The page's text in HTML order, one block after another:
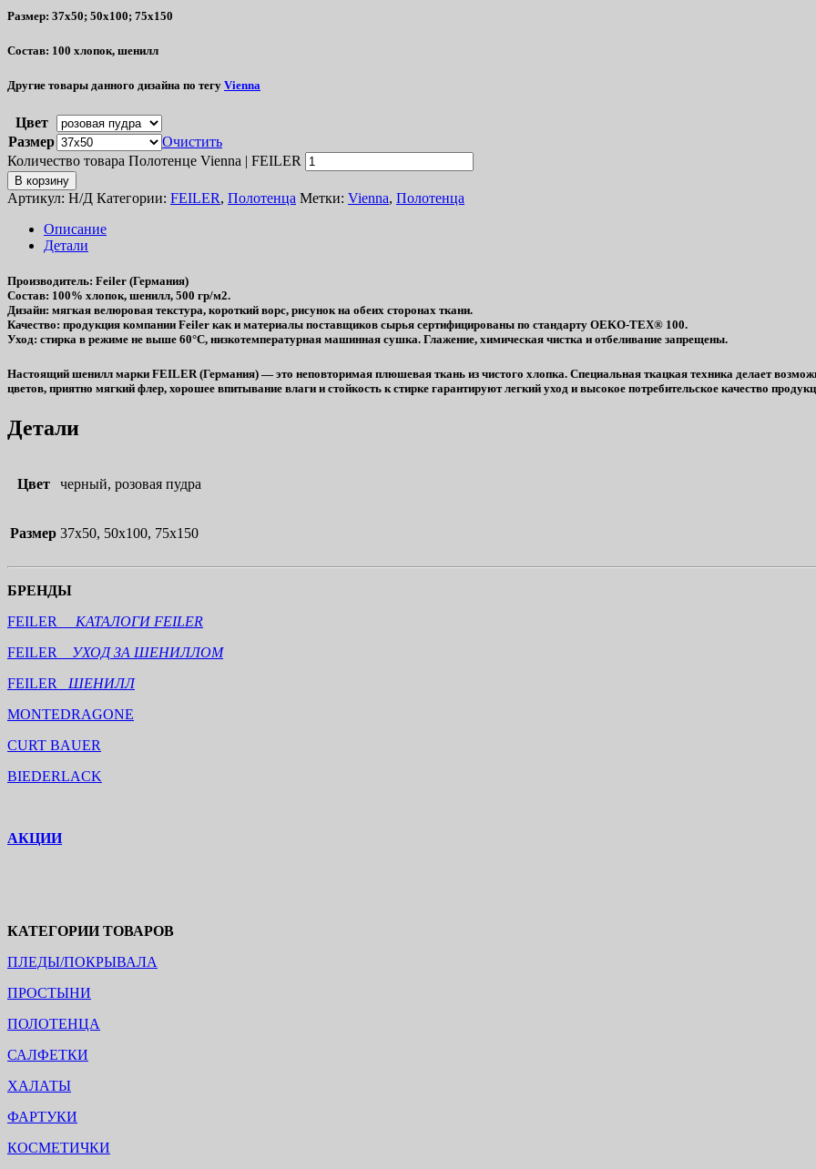
Размер: 37х50; 50х100; 75х150
Состав: 100 хлопок, шенилл
Другие товары данного дизайна по тегу Vienna
Цвет
Размер
Очистить
Количество товара Полотенце Vienna | FEILER
В корзину
Артикул: Н/Д Категории: FEILER, Полотенца Метки: Vienna, Полотенца
Описание
Детали
Производитель: Feiler (Германия)
Состав: 100% хлопок, шенилл, 500 гр/м2.
Дизайн: мягкая велюровая текстура, короткий ворс, рисунок на обеих сторонах ткани.
Качество: продукция компании Feiler как и материалы поставщиков сырья сертифицированы по стандарту OEKO-TEX® 100.
Уход: стирка в режиме не выше 60°C, низкотемпературная машинная сушка. Глажение, химическая чистка и отбеливание запрещены.
Настоящий шенилл марки FEILER (Германия) — это неповторимая плюшевая ткань из чистого хлопка. Специальная ткацкая техника делает
цветов, приятно мягкий флер, хорошее впитывание влаги и стойкость к стирке гарантируют легкий уход и высокое потребительское качество
Детали
Цвет черный, розовая пудра
Размер 37х50, 50х100, 75х150
БРЕНДЫ
FEILER КАТАЛОГИ FEILER
FEILER
УХОД ЗА ШЕНИЛЛОМ
FEILER ШЕНИЛЛ
MONTEDRAGONE
CURT BAUER
BIEDERLACK
АКЦИИ
КАТЕГОРИИ ТОВАРОВ
ПЛЕДЫ/ПОКРЫВАЛА
ПРОСТЫНИ
ПОЛОТЕНЦА
САЛФЕТКИ
ХАЛАТЫ
ФАРТУКИ
КОСМЕТИЧКИ